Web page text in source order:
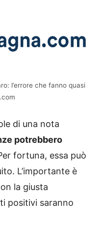
l’errore che fanno quasi
di una nota
potrebbero
fortuna, essa può
L’importante è
la giusta
positivi saranno